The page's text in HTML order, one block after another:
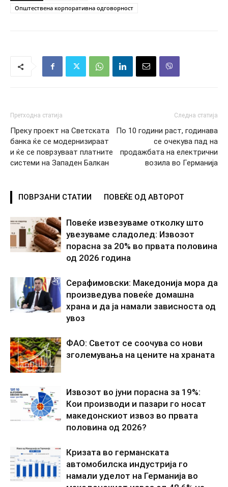
Општествена корпоративна одговорност
Претходна статија
Преку проект на Светската
банка ќе се модернизираат
и ќе се поврзуваат платните
системи на Западен Балкан
Следна статија
По 10 години раст, годинава
се очекува пад на
продажбата на електрични
возила во Германија
ПОВРЗАНИ СТАТИИ ПОВЕЌЕ ОД АВТОРОТ
Повеќе извезуваме отколку што
увезуваме сладолед: Извозот
порасна за 20% во првата половина
од 2026 година
Серафимовски: Македонија мора да
произведува повеќе домашна
храна и да ја намали зависноста од
увоз
ФАО: Светот се соочува со нови
зголемувања на цените на храната
Извозот во јуни порасна за 19%:
Кои производи и пазари го носат
македонскиот извоз во првата
половина од 2026?
Кризата во германската
автомобилска индустрија го
намали уделот на Германија во